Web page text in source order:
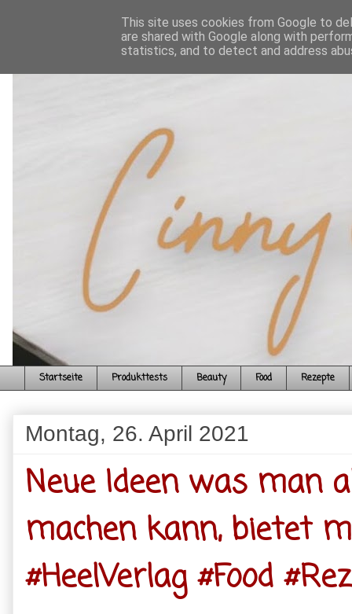
Startseite Produkttests Beauty Food Rezepte
Montag, 26. April 2021
Neue Ideen was man
machen kann, bietet
#HeelVerlag #Food
This site uses cookies from Google to
are shared with Google along with
statistics, and to detect and address